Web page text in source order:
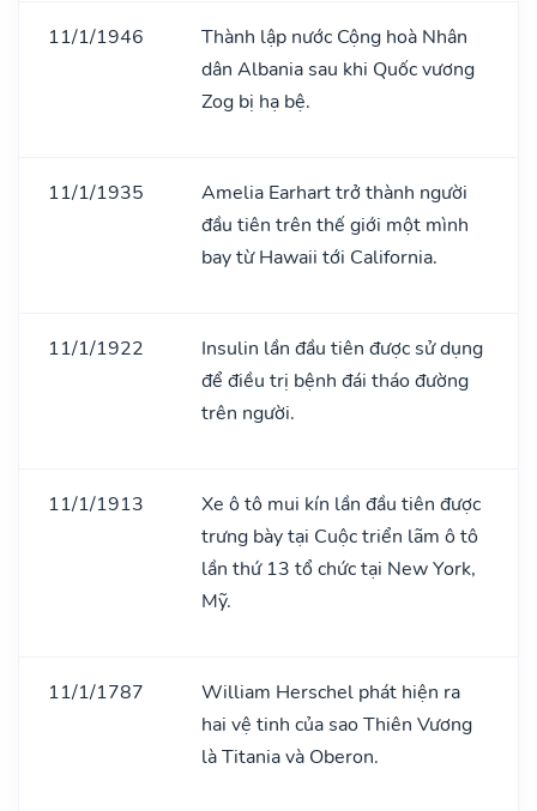
11/1/1946
Thành lập nước Cộng hoà Nhân
dân Albania sau khi Quốc vương
Zog bị hạ bệ.
11/1/1935
Amelia Earhart trở thành người
đầu tiên trên thế giới một mình
bay từ Hawaii tới California.
11/1/1922
Insulin lần đầu tiên được sử dụng
để điều trị bệnh đái tháo đường
trên người.
11/1/1913
Xe ô tô mui kín lần đầu tiên được
trưng bày tại Cuộc triển lãm ô tô
lần thứ 13 tổ chức tại New York,
Mỹ.
11/1/1787
William Herschel phát hiện ra
hai vệ tinh của sao Thiên Vương
là Titania và Oberon.